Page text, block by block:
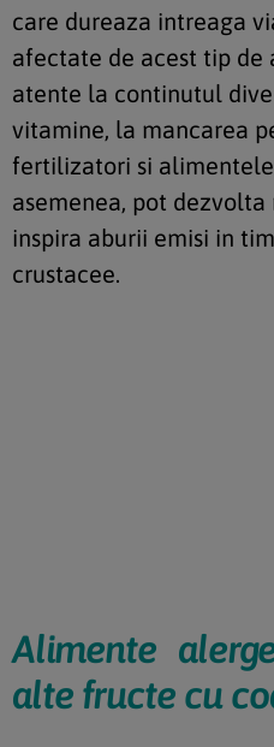
care dureaza intreaga
afectate de acest tip de
atente la continutul
vitamine, la mancarea
fertilizatori si
asemenea, pot
inspira aburii emisi in
crustacee.
Alimente
alte fructe cu